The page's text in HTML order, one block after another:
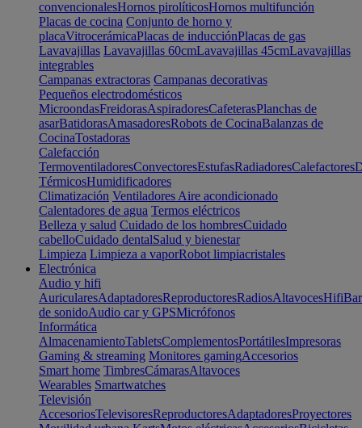
convencionalesHornos pirolíticosHornos multifunción
Placas de cocina Conjunto de horno y
placaVitrocerámicaPlacas de inducciónPlacas de gas
Lavavajillas Lavavajillas 60cmLavavajillas 45cmLavavajillas
integrables
Campanas extractoras Campanas decorativas
Pequeños electrodomésticos
MicroondasFreidorasAspiradoresCafeterasPlanchas de
asarBatidorasAmasadoresRobots de CocinaBalanzas de
CocinaTostadoras
Calefacción
TermoventiladoresConvectoresEstufasRadiadoresCalefactores
TérmicosHumidificadores
Climatización Ventiladores Aire acondicionado
Calentadores de agua Termos eléctricos
Belleza y salud Cuidado de los hombresCuidado
cabelloCuidado dentalSalud y bienestar
Limpieza Limpieza a vaporRobot limpiacristales
Electrónica
Audio y hifi
AuricularesAdaptadoresReproductoresRadiosAltavocesHifi
de sonidoAudio car y GPSMicrófonos
Informática
AlmacenamientoTabletsComplementosPortátilesImpresoras
Gaming & streaming Monitores gamingAccesorios
Smart home TimbresCámarasAltavoces
Wearables Smartwatches
Televisión
AccesoriosTelevisoresReproductoresAdaptadoresProyectores